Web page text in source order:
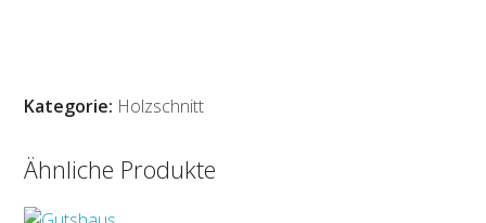
Kategorie: Holzschnitt
Ähnliche Produkte